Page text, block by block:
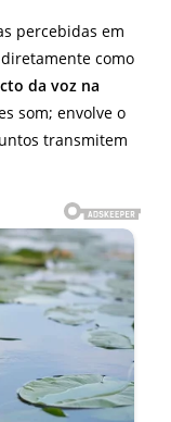
percebidas em
como
da voz na
som; envolve o
transmitem